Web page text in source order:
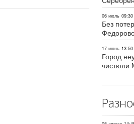
06 июль 09:30
Без
17 июнь 13:50
Город
чистюли